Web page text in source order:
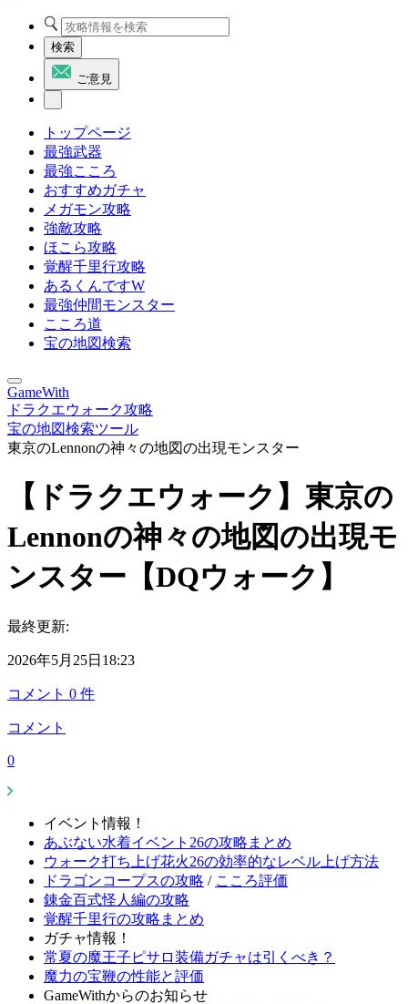
検索
ご意見
トップページ
最強武器
最強こころ
おすすめガチャ
メガモン攻略
強敵攻略
ほこら攻略
覚醒千里行攻略
あるくんですW
最強仲間モンスター
こころ道
宝の地図検索
GameWith
ドラクエウォーク攻略
宝の地図検索ツール
東京のLennonの神々の地図の出現モンスター
【ドラクエウォーク】東京の
Lennonの神々の地図の出現モ
ンスター【DQウォーク】
最終更新:
2026年5月25日18:23
コメント 0 件
コメント
0
イベント情報！
あぶない水着イベント26の攻略まとめ
ウォーク打ち上げ花火26の効率的なレベル上げ方法
ドラゴンコープスの攻略 / こころ評価
錬金百式怪人編の攻略
覚醒千里行の攻略まとめ
ガチャ情報！
常夏の魔王子ピサロ装備ガチャは引くべき？
魔力の宝鞭の性能と評価
GameWithからのお知らせ